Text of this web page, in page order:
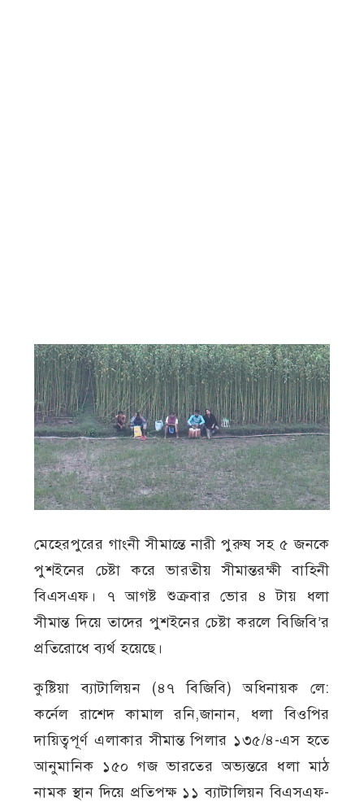
মেহেরপুরের গাংনী সীমান্তে নারী পুরুষ সহ ৫ জনকে
পুশইনের চেষ্টা করে ভারতীয় সীমান্তরক্ষী বাহিনী
বিএসএফ। ৭ আগষ্ট শুক্রবার ভোর ৪ টায় ধলা
সীমান্ত দিয়ে তাদের পুশইনের চেষ্টা করলে বিজিবি’র
প্রতিরোধে ব্যর্থ হয়েছে।
কুষ্টিয়া ব্যাটালিয়ন (৪৭ বিজিবি) অধিনায়ক লে:
কর্নেল রাশেদ কামাল রনি,জানান, ধলা বিওপির
দায়িত্বপূর্ণ এলাকার সীমান্ত পিলার ১৩৫/৪-এস হতে
আনুমানিক ১৫০ গজ ভারতের অভ্যন্তরে ধলা মাঠ
নামক স্থান দিয়ে প্রতিপক্ষ ১১ ব্যাটালিয়ন বিএসএফ-